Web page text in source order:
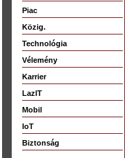
Piac
Közig.
Technológia
Vélemény
Karrier
LazIT
Mobil
IoT
Biztonság